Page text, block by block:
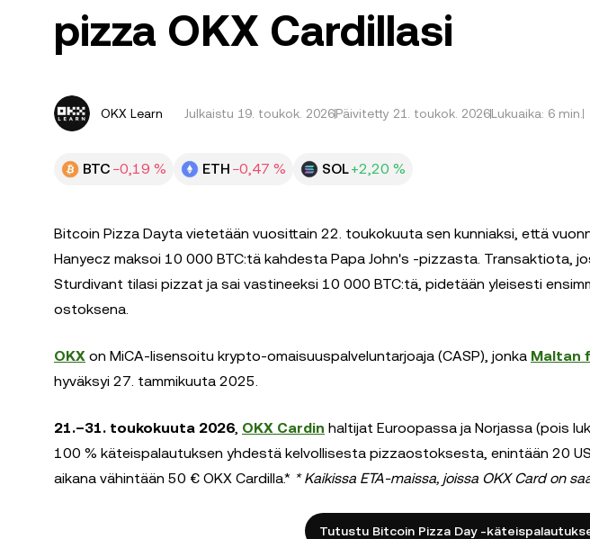
pizza OKX Cardillasi
OKX Learn Julkaistu 19. toukok. 2026Päivitetty 21. toukok. 2026Lukuaika: 6 min.
BTC −0,19 % ETH −0,47 % SOL+2,20 %
Bitcoin Pizza Dayta vietetään vuosittain 22. toukokuuta sen kunniaksi, että
Hanyecz maksoi 10 000 BTC:tä kahdesta Papa John's -pizzasta. Transaktiota,
Sturdivant tilasi pizzat ja sai vastineeksi 10 000 BTC:tä, pidetään yleisesti
ostoksena.
OKX on MiCA-lisensoitu krypto-omaisuuspalveluntarjoaja (CASP), jonka Maltan
hyväksyi 27. tammikuuta 2025.
21.–31. toukokuuta 2026, OKX Cardin haltijat Euroopassa ja Norjassa (pois
100 % käteispalautuksen yhdestä kelvollisesta pizzaostoksesta, enintään 20
aikana vähintään 50 € OKX Cardilla.* * Kaikissa ETA-maissa, joissa OKX Card on
Tutustu Bitcoin Pizza Day -